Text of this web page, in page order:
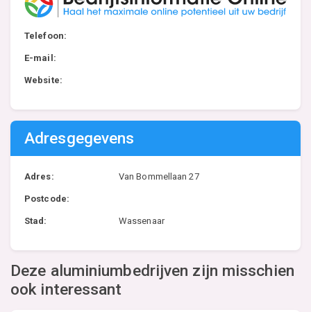
Telefoon:
E-mail:
Website:
Adresgegevens
Adres: Van Bommellaan 27
Postcode:
Stad: Wassenaar
Deze aluminiumbedrijven zijn misschien
ook interessant